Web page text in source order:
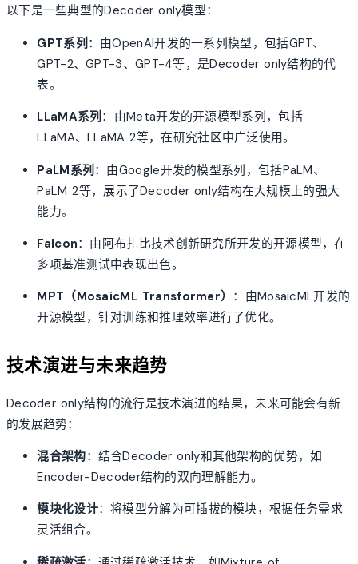
以下是一些典型的Decoder only模型：
GPT系列 ：由OpenAI开发的一系列模型，包括GPT、
GPT-2、GPT-3、GPT-4等，是Decoder only结构的代
表。
LLaMA系列 ：由Meta开发的开源模型系列，包括
LLaMA、LLaMA 2等，在研究社区中广泛使用。
PaLM系列 ：由Google开发的模型系列，包括PaLM、
PaLM 2等，展示了Decoder only结构在大规模上的强大
能力。
Falcon：由阿布扎比技术创新研究所开发的开源模型，在
多项基准测试中表现出色。
MPT（MosaicML Transformer） ：由MosaicML开发的
开源模型，针对训练和推理效率进行了优化。
技术演进与未来趋势
Decoder only结构的流行是技术演进的结果，未来可能会有新
的发展趋势：
混合架构：结合Decoder only和其他架构的优势，如
Encoder-Decoder结构的双向理解能力。
模块化设计：将模型分解为可插拔的模块，根据任务需求
灵活组合。